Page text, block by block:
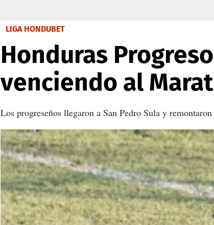
LIGA HONDUBET
Honduras
venciendo al
Los progreseños llegaron a San Pedro Sula y
X
X
X